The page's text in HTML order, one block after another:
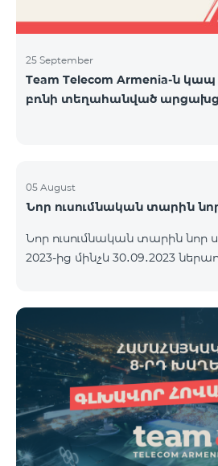
25 September
Team Telecom Armenia-ն
բռնի տեղահանված
05 August
Նոր ուսումնական տարին
Նոր ուսումնական տարին նոր
2023-ից մինչև 30․09․2023
և TeamTok հատուկ
ամիսն անվճար: Սմարթֆոնը
նաև ապառիկ՝ ամսական
Ամսավճարին գումարվում է
Սակագնային փաթեթի
ծանոթացեք ստորև։
սակագնային փաթեթ teamtok Ամսական
2500 Անսահմանափակ VIB